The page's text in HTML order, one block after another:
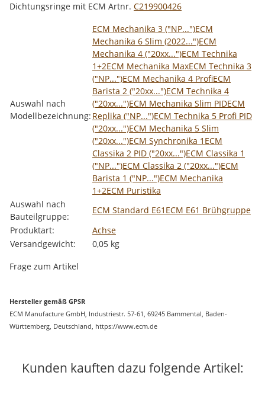
Dichtungsringe mit ECM Artnr. C219900426
Auswahl nach
Modellbezeichnung:
ECM Mechanika 3 ("NP...")ECM
Mechanika 6 Slim (2022...")ECM
Mechanika 4 ("20xx...")ECM Technika
1+2ECM Mechanika MaxECM Technika 3
("NP...")ECM Mechanika 4 ProfiECM
Barista 2 ("20xx...")ECM Technika 4
("20xx...")ECM Mechanika Slim PIDECM
Replika ("NP...")ECM Technika 5 Profi PID
("20xx...")ECM Mechanika 5 Slim
("20xx...")ECM Synchronika 1 ECM
Classika 2 PID ("20xx...")ECM Classika 1
("NP...")ECM Classika 2 ("20xx...")ECM
Barista 1 ("NP...")ECM Mechanika
1+2ECM Puristika
Auswahl nach
Bauteilgruppe:
ECM Standard E61 ECM E61 Brühgruppe
Produktart:
Achse
Versandgewicht:
0,05 kg
Frage zum Artikel
Hersteller gemäß GPSR
ECM Manufacture GmbH, Industriestr. 57-61, 69245 Bammental, Baden-
Württemberg, Deutschland, https://www.ecm.de
Kunden kauften dazu folgende Artikel: